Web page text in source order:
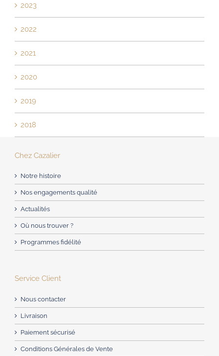
2023
2022
2021
2020
2019
2018
Chez Cazalier
Notre histoire
Nos engagements qualité
Actualités
Où nous trouver ?
Programmes fidélité
Service Client
Nous contacter
Livraison
Paiement sécurisé
Conditions Générales de Vente